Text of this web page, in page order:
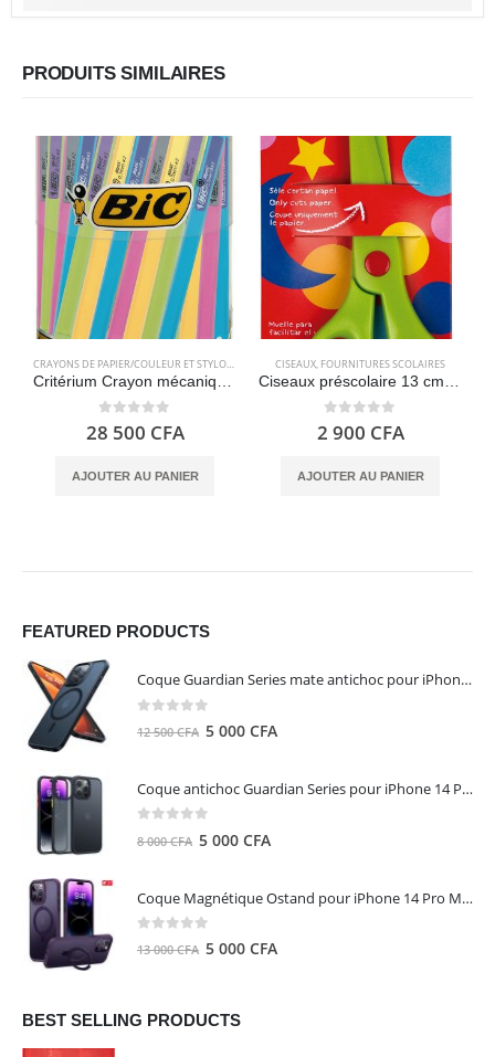
PRODUITS SIMILAIRES
CRAYONS DE PAPIER/COULEUR ET STYLOS, FOURNITURES SCOLAIRES
Critérium Crayon mécanique (Boite de 60 unités), couleurs assorties – BIC Matic Fun
0out of 5
28 500 CFA
AJOUTER AU PANIER
CISEAUX, FOURNITURES SCOLAIRES
Ciseaux préscolaire 13 cm – APLI Kids 12815
0 out of 5
2 900 CFA
AJOUTER AU PANIER
FEATURED PRODUCTS
Coque Guardian Series mate antichoc pour iPhone 15 Pro Max avec Magsafe Noir - Torras
12 500CFA Le
500 CFA.
5 000 CFA
Coque antichoc Guardian Series pour iPhone 14 Pro Max - TORRAS
8 000CFA Le
était :
000 CFA.
5 000 CFA
000 CFA.
Coque Magnétique Ostand pour iPhone 14 Pro Max - Violet Foncé - TORRAS
13 000CFA Le
était :
5 000 CFA
BEST SELLING PRODUCTS